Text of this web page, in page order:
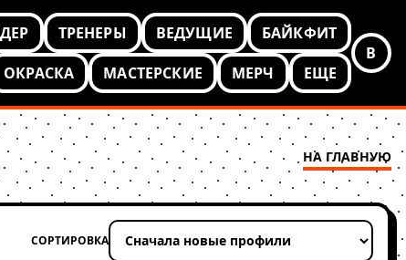
ТРЕНЕРЫ ВЕДУЩИЕ
БАЙКФИТ
ОКРАСКА МАСТЕРСКИЕ МЕРЧ ЕЩЕ
В
НА ГЛАВНУЮ
СОРТИРОВКА
Применить сортировку